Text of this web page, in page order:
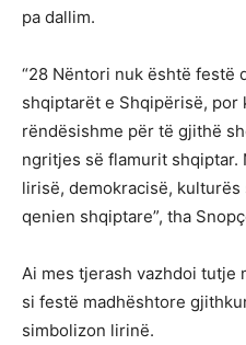
pa dallim.
“28 Nëntori nuk është festë
shqiptarët e Shqipërisë, por
rëndësishme për të gjithë
ngritjes së flamurit shqiptar.
lirisë, demokracisë,
qenien shqiptare”, tha
Ai mes tjerash vazhdoi tutje
si festë madhështore
simbolizon lirinë.